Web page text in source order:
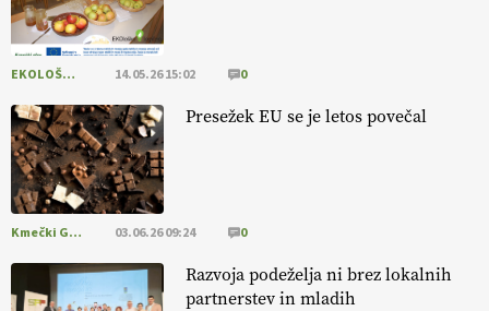
pomembnejši od izgleda
EKOloško = logično: ekološka kmetija PR'
RAKARI
EKOLOŠKO LOGIČNO 14.05.26 15:02 0
Presežek EU se je letos povečal
Kmečki Glas 03.06.26 09:24 0
Razvoja podeželja ni brez lokalnih
partnerstev in mladih